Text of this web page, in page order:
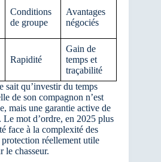
Conditions
de groupe
Avantages
négociés
Rapidité
Gain de
temps et
traçabilité
sait qu’investir du temps
de son compagnon n’est
mais une garantie active de
Le mot d’ordre, en 2025 plus
face à la complexité des
réellement utile
le chasseur.